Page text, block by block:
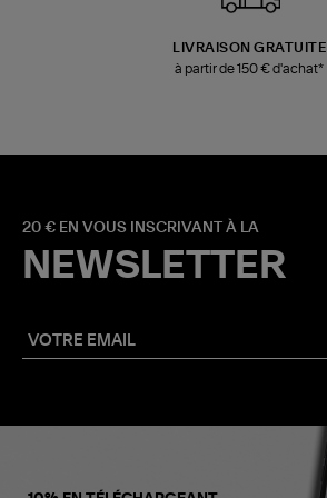
LIVRAISON GRATUITE
à partir de 150 € d'achat*
20 € EN VOUS INSCRIVANT À LA
NEWSLETTER